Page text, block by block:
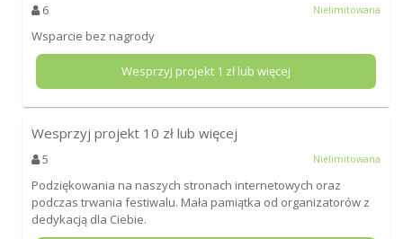
6 Nielimitowana
Wsparcie bez nagrody
Wesprzyj projekt 1 zł lub więcej
Wesprzyj projekt 10 zł lub więcej
5 Nielimitowana
Podziękowania na naszych stronach internetowych oraz
podczas trwania festiwalu. Mała pamiątka od organizatorów z
dedykacją dla Ciebie.